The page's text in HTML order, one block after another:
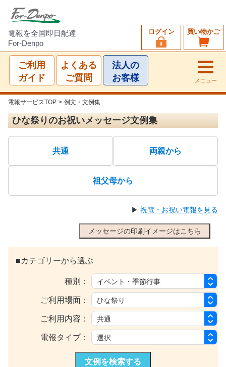
電報を全国即日配達
For-Denpo
買い物かご
ログイン
ご利用
ガイド
よくある
ご質問
法人の
お客様
メニュー
電報サービスTOP > 例文・文例集
ひな祭りのお祝いメッセージ文例集
共通 両親から
祖父母から
▶ 祝電・お祝い電報を見る
メッセージの印刷イメージはこちら
■カテゴリーから選ぶ
種別：
ご利用場面：
ご利用内容：
電報タイプ：
文例を検索する